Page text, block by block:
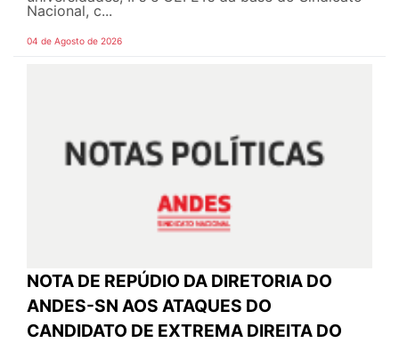
Nacional, c...
04 de Agosto de 2026
NOTA DE REPÚDIO DA DIRETORIA DO
ANDES-SN AOS ATAQUES DO
CANDIDATO DE EXTREMA DIREITA DO